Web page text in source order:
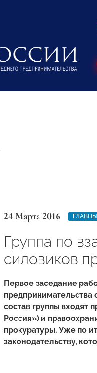
24 Марта 2016
Группа по
силовиков
Первое заседание
предпринимательства
состав группы
Россия») и
прокуратуры. Уже по
законодательству,